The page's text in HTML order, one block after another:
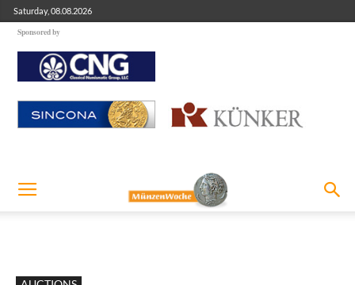
Saturday, 08.08.2026
Sponsored by